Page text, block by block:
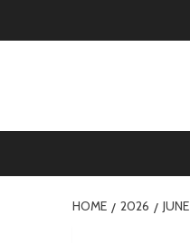
HOME 2026 JUNE